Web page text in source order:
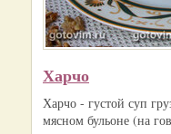
Харчо
Харчо - густой суп
мясном бульоне (на